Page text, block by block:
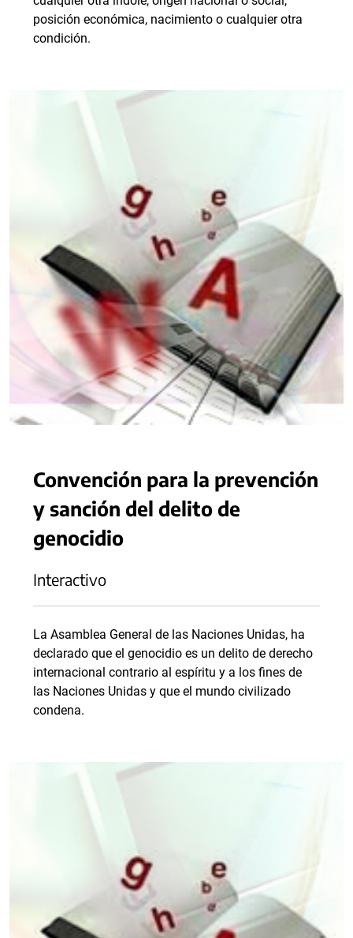
posición económica, nacimiento o cualquier otra
condición.
Convención para la prevención
y sanción del delito de
genocidio
Interactivo
La Asamblea General de las Naciones Unidas, ha
declarado que el genocidio es un delito de derecho
internacional contrario al espíritu y a los fines de
las Naciones Unidas y que el mundo civilizado
condena.